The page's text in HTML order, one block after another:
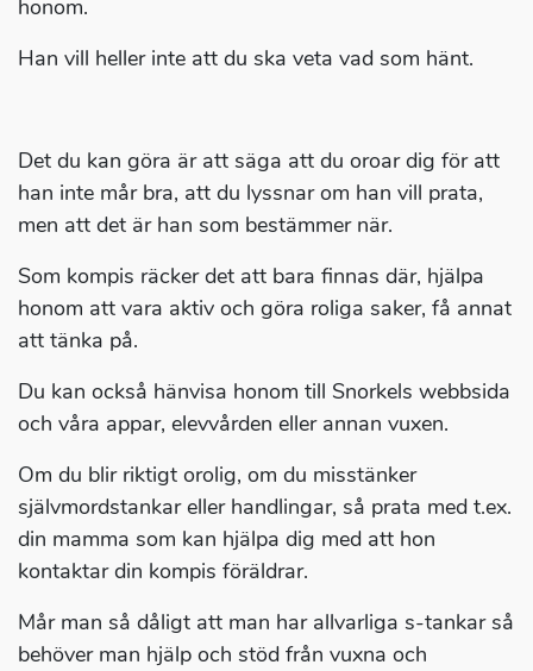
honom.
Han vill heller inte att du ska veta vad som hänt.
Det du kan göra är att säga att du oroar dig för att
han inte mår bra, att du lyssnar om han vill prata,
men att det är han som bestämmer när.
Som kompis räcker det att bara finnas där, hjälpa
honom att vara aktiv och göra roliga saker, få annat
att tänka på.
Du kan också hänvisa honom till Snorkels webbsida
och våra appar, elevvården eller annan vuxen.
Om du blir riktigt orolig, om du misstänker
självmordstankar eller handlingar, så prata med t.ex.
din mamma som kan hjälpa dig med att hon
kontaktar din kompis föräldrar.
Mår man så dåligt att man har allvarliga s-tankar så
behöver man hjälp och stöd från vuxna och